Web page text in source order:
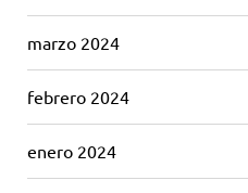
marzo 2024
febrero 2024
enero 2024